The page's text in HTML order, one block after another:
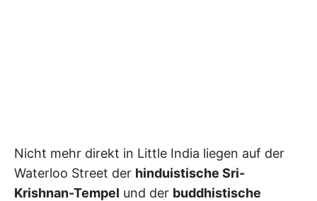
Nicht mehr direkt in Little India liegen auf der
Waterloo Street der hinduistische Sri-
Krishnan-Tempel und der buddhistische